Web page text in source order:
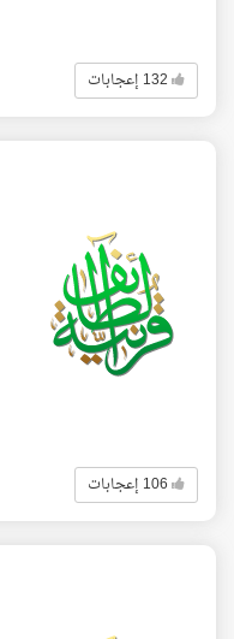
132 إعجابات
106 إعجابات